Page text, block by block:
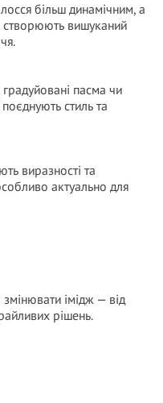
більш динамічним, а
вишуканий
пасма чи
стиль та
виразності та
актуально для
імідж — від
рішень.